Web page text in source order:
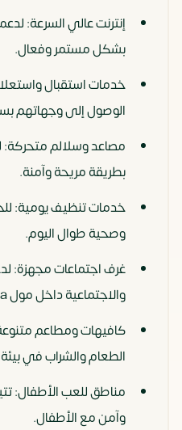
إنترنت عالي السرعة: لدعم
بشكل مستمر وفعال.
خدمات استقبال
الوصول إلى وجهاتهم
مصاعد وسلالم متحركة:
بطريقة مريحة وآمنة.
خدمات تنظيف يومية:
وصحية طوال اليوم.
غرف اجتماعات مجهزة:
والاجتماعية داخل مول Izar Plaza بالم هيلز زايد.
كافيهات ومطاعم
الطعام والشراب في
مناطق للعب الأطفال:
وآمن مع الأطفال.